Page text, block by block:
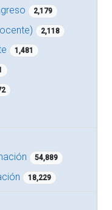
2,179
2,118
1,481
54,889
18,229